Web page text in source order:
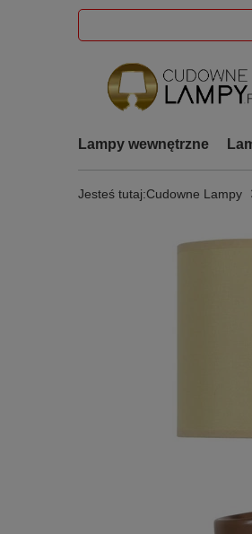
Lampy wewnętrzne
Jesteś tutaj:Cudowne Lampy